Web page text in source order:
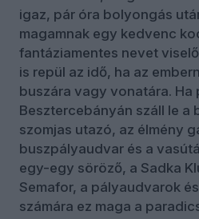
igaz, pár óra bolyongás
magamnak egy kedvenc
fantáziamentes nevet
is repül az idő, ha az
buszára vagy vonatára. Ha
Besztercebányán száll le a
szomjas utazó, az élmény
buszpályaudvar és a
egy-egy söröző, a Sadka
Semafor, a pályaudvarok
számára ez maga a